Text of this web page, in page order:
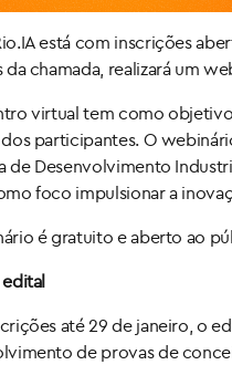
está com inscrições
chamada, realizará um
virtual tem como
participantes. O
de Desenvolvimento
foco impulsionar a
é gratuito e aberto ao
até 29 de janeiro, o
de provas de